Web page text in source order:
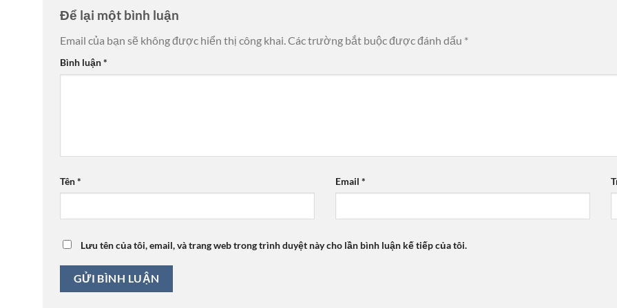
Để lại một bình luận
Email của bạn sẽ không được hiển thị công khai.Các trường bắt buộc được đánh dấu *
Bình luận*
Tên* Email *
Lưu tên của tôi, email, và trang web trong trình duyệt này cho lần bình luận kế tiếp của tôi.